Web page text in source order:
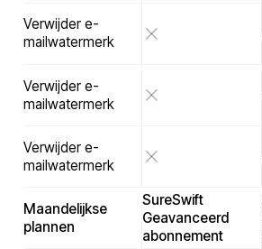
Verwijder e-
mailwatermerk
Verwijder e-
mailwatermerk
Verwijder e-
mailwatermerk
Maandelijkse
plannen
SureSwift
Geavanceerd
abonnement